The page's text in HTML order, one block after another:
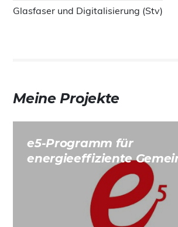
Glasfaser und Digitalisierung (Stv)
Meine Projekte
e5-Programm für
energieeffiziente